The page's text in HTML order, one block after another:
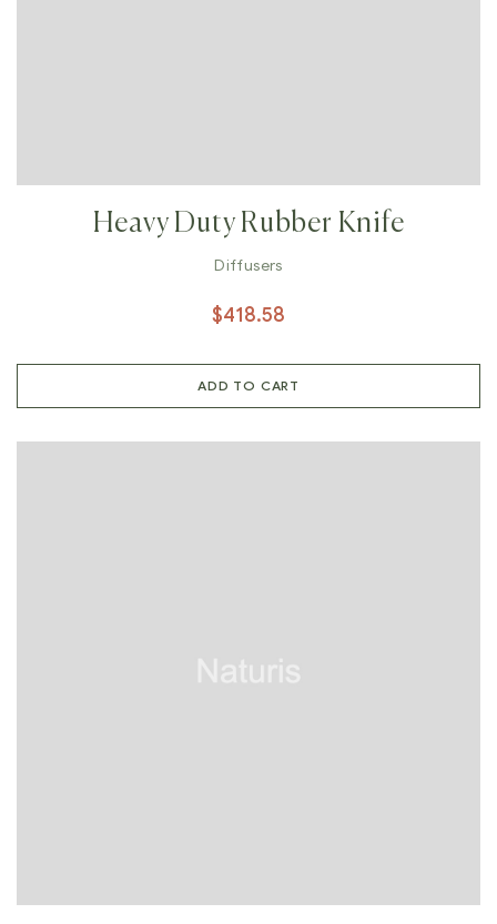
Heavy Duty Rubber Knife
Diffusers
$418.58
ADD TO CART